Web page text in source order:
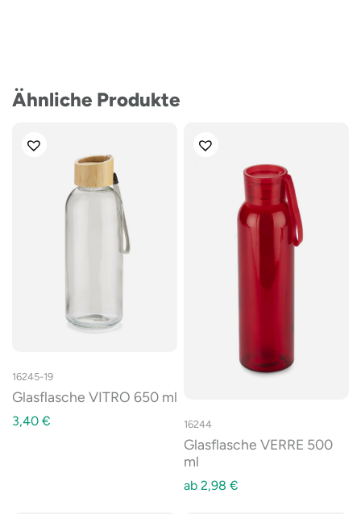
Ähnliche Produkte
16245-19
Glasflasche VITRO 650 ml
3,40 € 16244
Glasflasche VERRE 500
ml
ab 2,98 €